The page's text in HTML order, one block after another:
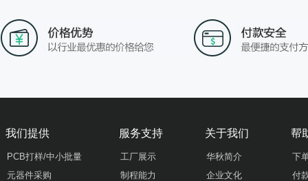
我们提供
PCB打样/中小批量
元器件采购
服务支持
工厂展示
制程能力
关于我们
华秋简介
企业文化
帮
下
付